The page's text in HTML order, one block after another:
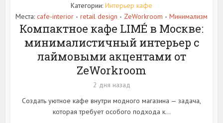
Категории: Интерьер кафе
Места: cafe-interior • retail design • ZeWorkroom • Минимализм
Компактное кафе LIMÉ в Москве:
минималистичный интерьер с
лаймовыми акцентами от
ZeWorkroom
2 дня назад
Создать уютное кафе внутри модного магазина — задача,
которая требует особого подхода к...